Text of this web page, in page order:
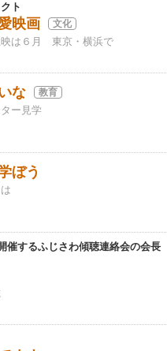
ト
映画 文化
は６月 東京・横浜で
な 教育
ー見学
ぼう
催するふじさわ傾聴連絡会の会長